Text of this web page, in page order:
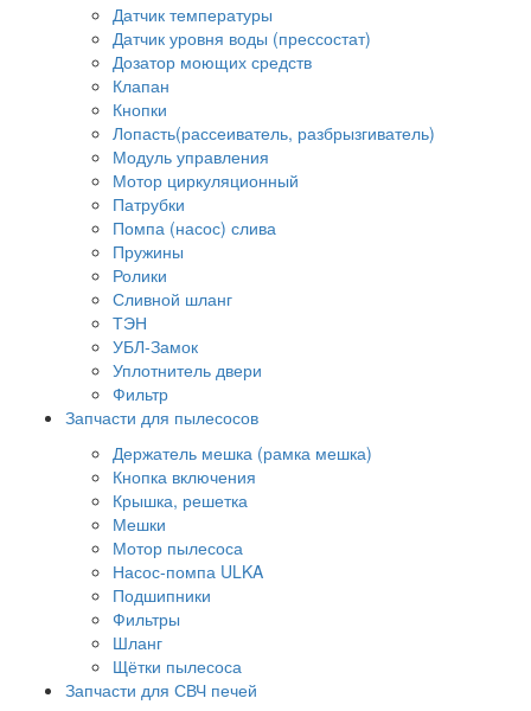
Датчик температуры
Датчик уровня воды (прессостат)
Дозатор моющих средств
Клапан
Кнопки
Лопасть(рассеиватель, разбрызгиватель)
Модуль управления
Мотор циркуляционный
Патрубки
Помпа (насос) слива
Пружины
Ролики
Сливной шланг
ТЭН
УБЛ-Замок
Уплотнитель двери
Фильтр
Запчасти для пылесосов
Держатель мешка (рамка мешка)
Кнопка включения
Крышка, решетка
Мешки
Мотор пылесоса
Насос-помпа ULKA
Подшипники
Фильтры
Шланг
Щётки пылесоса
Запчасти для СВЧ печей